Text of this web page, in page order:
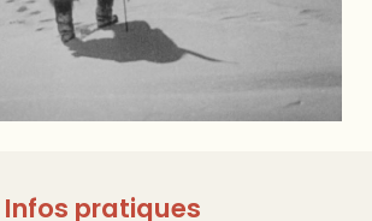
Infos pratiques